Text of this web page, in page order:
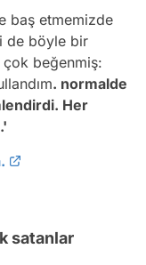
baş etmemizde
de böyle bir
çok beğenmiş:
. normalde
Her
satanlar